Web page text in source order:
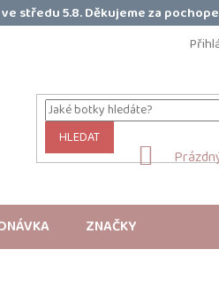
středu 5.8. Děkujeme za
HLEDAT
ZNAČKY